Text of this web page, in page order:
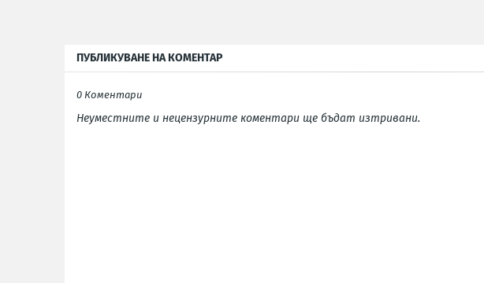
ПУБЛИКУВАНЕ НА КОМЕНТАР
0 Коментари
Неуместните и нецензурните коментари ще бъдат изтривани.